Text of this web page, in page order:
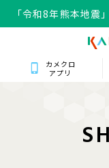
「令和8年熊本地震
カメクロ
アプリ
SH